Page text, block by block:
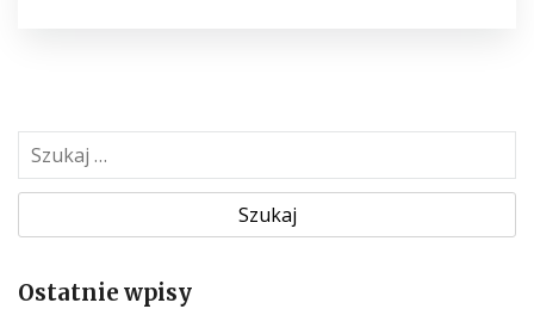
z
k
jOstatnie wpisy